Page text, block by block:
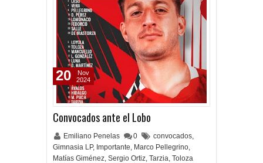
Convocados ante el Lobo
Emiliano Penelas 0 convocados,
Gimnasia LP, Importante, Marco Pellegrino,
Matías Giménez, Sergio Ortiz, Tarzia, Toloza
20
Nov
2024